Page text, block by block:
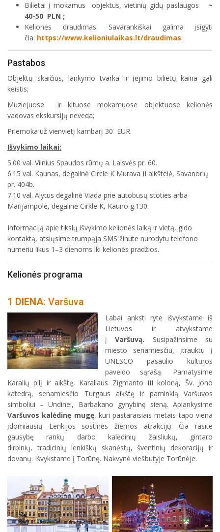
Bilietai į mokamus objektus, vietinių gidų paslaugos
~
40-50 PLN ;
Kelionės draudimas. Savarankiškai galima įsigyti
čia: https://www.kelioniulaikas.lt/draudimas.
Pastabos
Objektų skaičius, lankymo tvarka ir įėjimo bilietų kaina gali
keistis;
Muziejuose ir kituose mokamuose objektuose kelionės
vadovas ekskursijų neveda;
Priemoka už vienvietį kambarį 30 EUR.
Išvykimo laikai:
5:00 val. Vilnius Spaudos rūmų a. Laisvės pr. 60.
6:15 val. Kaunas, degalinė Circle K Murava II aikštelė, Savanorių
pr. 404b.
7:10 val. Alytus degalinė Viada prie autobusų stoties arba
Marijampolė, degalinė Cirkle K, Kauno g.130.
Informaciją apie tikslų išvykimo kelionės laiką ir vietą, gido
kontaktą, atsiųsime trumpąja SMS žinute nurodytu telefono
numeriu likus 1–3 dienoms iki kelionės pradžios.
Kelionės programa
1 DIENA: Varšuva
Labai anksti ryte išvykstame iš
Lietuvos ir atvykstame
įVaršuvą. Susipažinsime su
miesto senamiesčiu, įtrauktu į
UNESCO pasaulio kultūros
paveldo sąrašą. Pamatysime
Karalių pilį ir aikštę, Karaliaus Zigmanto III koloną, Šv. Jono
katedrą, senamiesčio Turgaus aikštę ir paminklą Varšuvos
simboliui – Undinei, Barbakano gynybinę sieną. Aplankysime
Varšuvos kalėdinę mugę, kuri pastaraisiais metais tapo viena
įdomiausių Lenkijos sostinės žiemos atrakcijų. Čia rasite
gausybę rankų darbo kalėdinių žaisliukų, gintaro
dirbinių, tradicinių lenkiškų skanėstų, šventinių dekoracijų ir
dovanų. Išvykstame į Torūnę. Nakvynė viešbutyje Torūnėje.